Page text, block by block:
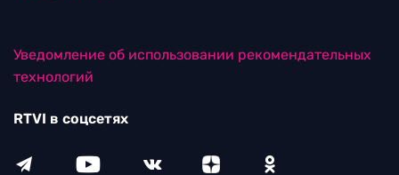
Уведомление об использовании рекомендательных
технологий
RTVI в соцсетях